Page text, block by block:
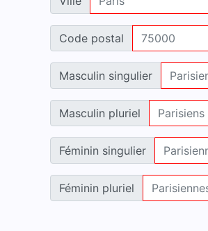
Code postal
Masculin singulier
Masculin pluriel
Féminin singulier
Féminin pluriel